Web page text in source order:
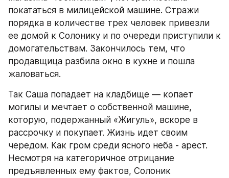
покататься в милицейской машине. Стражи
порядка в количестве трех человек привезли
ее домой к Солонику и по очереди приступили к
домогательствам. Закончилось тем, что
продавщица разбила окно в кухне и пошла
жаловаться.
Так Саша попадает на кладбище — копает
могилы и мечтает о собственной машине,
которую, подержанный «Жигуль», вскоре в
рассрочку и покупает. Жизнь идет своим
чередом. Как гром среди ясного неба - арест.
Несмотря на категоричное отрицание
предъявленных ему фактов, Солоник